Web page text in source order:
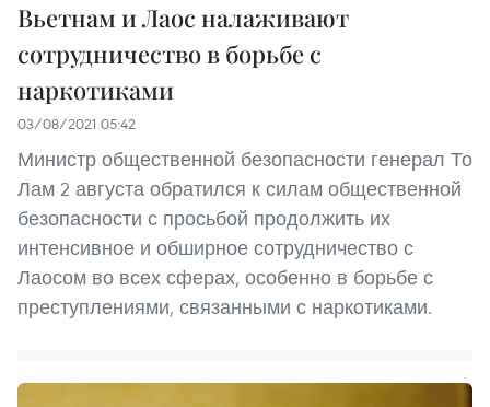
Вьетнам и Лаос налаживают
сотрудничество в борьбе с
наркотиками
03/08/2021 05:42
Министр общественной безопасности генерал То
Лам 2 августа обратился к силам общественной
безопасности с просьбой продолжить их
интенсивное и обширное сотрудничество с
Лаосом во всех сферах, особенно в борьбе с
преступлениями, связанными с наркотиками.